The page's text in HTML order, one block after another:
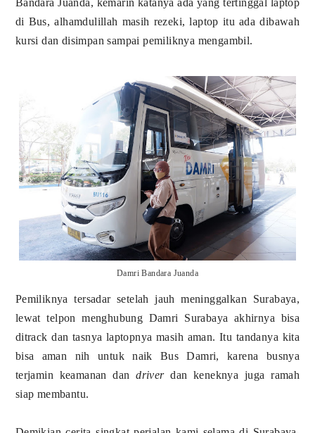
Bandara Juanda, kemarin katanya ada yang tertinggal laptop
di Bus, alhamdulillah masih rezeki, laptop itu ada dibawah
kursi dan disimpan sampai pemiliknya mengambil.
Damri Bandara Juanda
Pemiliknya tersadar setelah jauh meninggalkan Surabaya,
lewat telpon menghubung Damri Surabaya akhirnya bisa
ditrack dan tasnya laptopnya masih aman. Itu tandanya kita
bisa aman nih untuk naik Bus Damri, karena busnya
terjamin keamanan dandriverdan keneknya juga ramah
siap membantu.